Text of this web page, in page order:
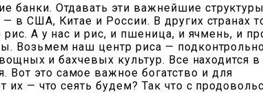
банки. Отдавать эти важнейшие
в США, Китае и России. В других странах
А у нас и рис, и пшеница, и ячмень, и
Возьмем наш центр риса —
и бахчевых культур. Все находится в
это самое важное богатство и для
их — что сеять будем? Так что с